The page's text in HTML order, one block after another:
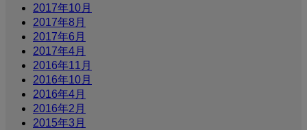
2017年10月
2017年8月
2017年6月
2017年4月
2016年11月
2016年10月
2016年4月
2016年2月
2015年3月